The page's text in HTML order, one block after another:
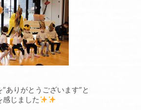
ありがとうございます”と
感じました